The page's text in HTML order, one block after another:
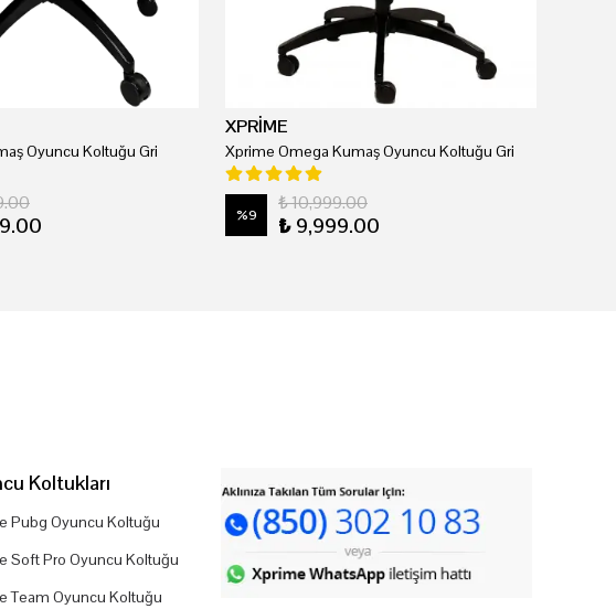
Oyuncu Koltuğu Gri
XPRİME
Xprime Omega Kumaş Oyuncu Koltuğu Gri
%9
₺ 10,999.00
₺ 9,999.00
Koltukları
Pubg Oyuncu Koltuğu
Soft Pro Oyuncu Koltuğu
Team Oyuncu Koltuğu